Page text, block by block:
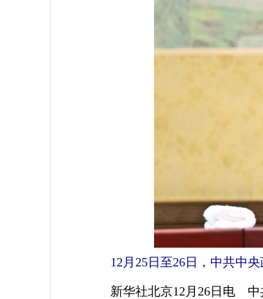
12月25日至26日，中共中
新华社北京12月26日电 中共